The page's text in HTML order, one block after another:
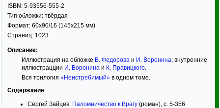
ISBN: 5-93556-555-2
Тип обложки: твёрдая
Формат: 60x90/16 (145x215 мм)
Страниц: 1023
Описание:
Иллюстрация на обложке В. Федороваи И. Воронина; внутренние
иллюстрацции И. Воронинаи К. Правицкого.
Вся трилогия «Неистребимый»в одном томе.
Содержание:
Сергей Зайцев. Паломничество к Врагу (роман), с. 5-356